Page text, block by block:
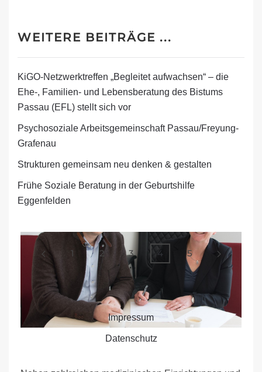
DES LANDKREISES PASSAU
SIND NEUER PARTNER IM
KINDER- UND FAMILIEN­
GESUNDHEITS­NETZWERK
OSTBAYERN
WEITERE BEITRÄGE ...
KiGO-Netzwerktreffen „Begleitet aufwachsen“ – die
Ehe-, Familien- und Lebensberatung des Bistums
Passau (EFL) stellt sich vor
Psychosoziale Arbeitsgemeinschaft Passau/Freyung-
Grafenau
Strukturen gemeinsam neu denken & gestalten
Frühe Soziale Beratung in der Geburtshilfe
Eggenfelden
1 2 3 4 5
Impressum
Datenschutz